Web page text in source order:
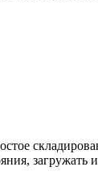
загружать